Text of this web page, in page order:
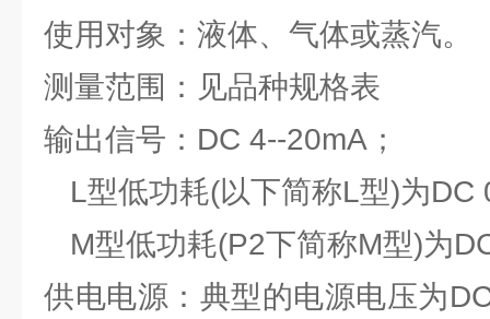
使用对象：液体、气体或蒸汽。
测量范围：见品种规格表
输出信号：DC 4--20mA；
L型低功耗(以下简称L型)为DC
M型低功耗(P2下简称M型)为
供电电源：典型的电源电压为